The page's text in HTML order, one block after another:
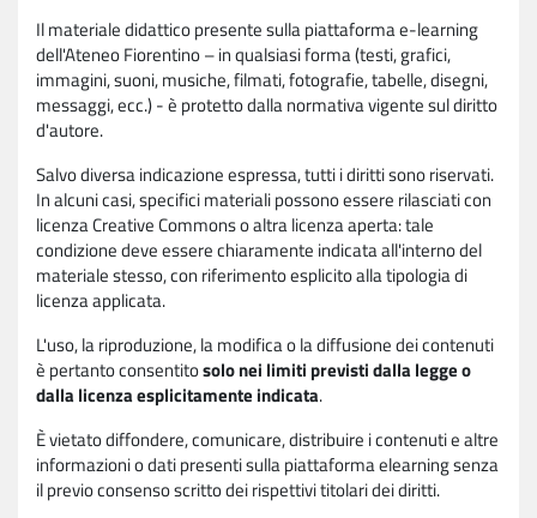
Il materiale didattico presente sulla piattaforma e-learning
dell'Ateneo Fiorentino – in qualsiasi forma (testi, grafici,
immagini, suoni, musiche, filmati, fotografie, tabelle, disegni,
messaggi, ecc.) - è protetto dalla normativa vigente sul diritto
d'autore.
Salvo diversa indicazione espressa, tutti i diritti sono riservati.
In alcuni casi, specifici materiali possono essere rilasciati con
licenza Creative Commons o altra licenza aperta: tale
condizione deve essere chiaramente indicata all'interno del
materiale stesso, con riferimento esplicito alla tipologia di
licenza applicata.
L'uso, la riproduzione, la modifica o la diffusione dei contenuti
è pertanto consentitosolo nei limiti previsti dalla legge o
dalla licenza esplicitamente indicata.
È vietato diffondere, comunicare, distribuire i contenuti e altre
informazioni o dati presenti sulla piattaforma elearning senza
il previo consenso scritto dei rispettivi titolari dei diritti.